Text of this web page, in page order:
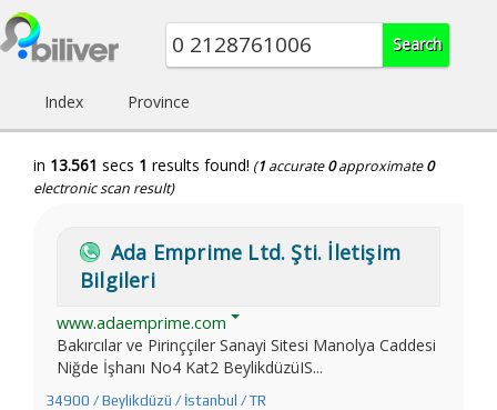
Index Province
in 13.561 secs 1 results found! (1 accurate0approximate0
electronic scan result)
Ada Emprime Ltd. Şti. İletişim
Bilgileri
www.adaemprime.com
Bakırcılar ve Pirinççiler Sanayi Sitesi Manolya Caddesi
Niğde İşhanı No4 Kat2 BeylikdüzüIS...
34900 / Beylikdüzü / İstanbul / TR